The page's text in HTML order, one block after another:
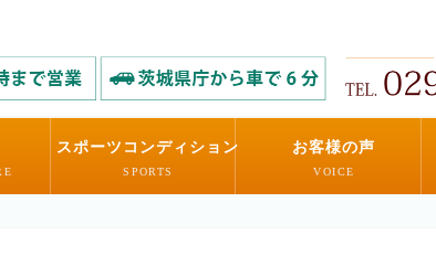
スポーツコンディション
SPORTS
お客様の声
VOICE